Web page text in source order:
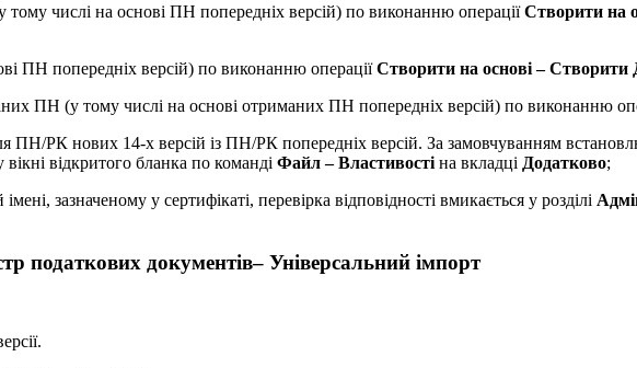
числі на основі ПН попередніх версій) по виконанню операціїСтворити на
ПН попередніх версій) по виконанню операціїСтворити на основі – Створити
ПН (у тому числі на основі отриманих ПН попередніх версій) по виконанню
ПН/РК нових 14-х версій із ПН/РК попередніх версій. За замовчуванням
відкритого бланка по команді Файл – Властивості на вкладці Додатково;
зазначеному у сертифікаті, перевірка відповідності вмикається у розділі
податкових документів– Універсальний імпорт